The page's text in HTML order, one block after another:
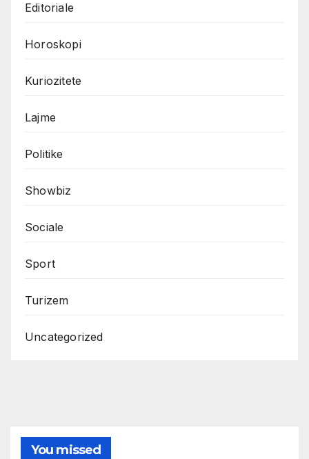
Editoriale
Horoskopi
Kuriozitete
Lajme
Politike
Showbiz
Sociale
Sport
Turizem
Uncategorized
You missed